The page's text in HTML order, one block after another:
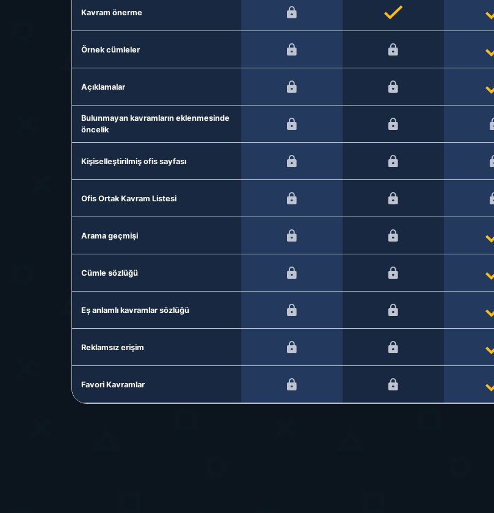
Kavram önerme
Örnek cümleler
Açıklamalar
Bulunmayan kavramların eklenmesinde
öncelik
Kişiselleştirilmiş ofis sayfası
Ofis Ortak Kavram Listesi
Arama geçmişi
Cümle sözlüğü
Eş anlamlı kavramlar sözlüğü
Reklamsız erişim
Favori Kavramlar